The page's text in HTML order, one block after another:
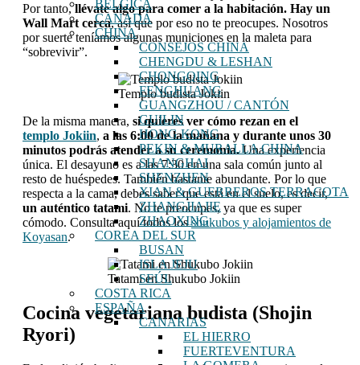
BÉLGICA
CANADÁ
CHINA
CONSEJOS CHINA
CHENGDU & LESHAN
CHONGQING
FENGHUANG
GUANGZHOU / CANTÓN
GUILIN
HONG KONG
PEKIN & MURALLA CHINA
SHANGHAI
SHENZHEN
XIAN & GUERREROS TERRACOTA
ZHANGJIAJIE
ZHAOXING
COREA DEL SUR
BUSAN
ISLA JEJU
SEÚL
COSTA RICA
ESPAÑA
CANARIAS
EL HIERRO
FUERTEVENTURA
Por tanto,llévate algo para comer a la habitación. Hay un
Wall Mart cerca, así que por eso no te preocupes. Nosotros
por suerte teníamos algunas municiones en la maleta para
“sobrevivir”.
Templo budista Jokiin
De la misma manera, si quieres ver cómo rezan en el
templo Jokiin, a las 6:00 de la mañana y durante unos 30
minutos podrás atender a su ceremonia.Una experiencia
única. El desayuno es a las 7:30 en una sala común junto al
resto de huéspedes. También bastante abundante. Por lo que
respecta a la cama, debes saber que está en el suelo, es decir,
un auténtico tatami. No te preocupes, ya que es super
cómodo. Consulta aquí todos losshukubos y alojamientos de
Koyasan.
Tatami en Shukubo Jokiin
Cocina vegetariana budista (Shojin
Ryori)